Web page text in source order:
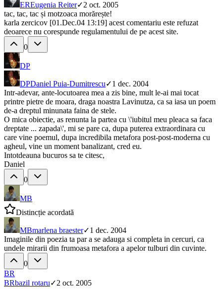
EREugenia Reiter✓2 oct. 2005
tac, tac, tac și motzoaca morărește!
karla zercicov [01.Dec.04 13:19] acest comentariu este refuzat
deoarece nu corespunde regulamentului de pe acest site.
0
DP
DPDaniel Puia-Dumitrescu✓1 dec. 2004
Intr-adevar, ante-locutoarea mea a zis bine, mult le-ai mai tocat
printre pietre de moara, draga noastra Lavinutza, ca sa iasa un poem
de-a dreptul minunata faina de stele.
O mica obiectie, as renunta la partea cu \'iubitul meu pleaca sa faca
dreptate ... zapada\', mi se pare ca, dupa puterea extraordinara cu
care vine poemul, dupa incredibila metafora post-post-moderna cu
agheul, vine un moment banalizant, cred eu.
Intotdeauna bucuros sa te citesc,
Daniel
0
MB
Distincție acordată
MBmarlena braester✓1 dec. 2004
Imaginile din poezia ta par a se adauga si completa in cercuri, ca
undele mirarii din frumoasa metafora a apelor tulburi din cuvinte.
0
BR
BRbazil rotaru✓2 oct. 2005